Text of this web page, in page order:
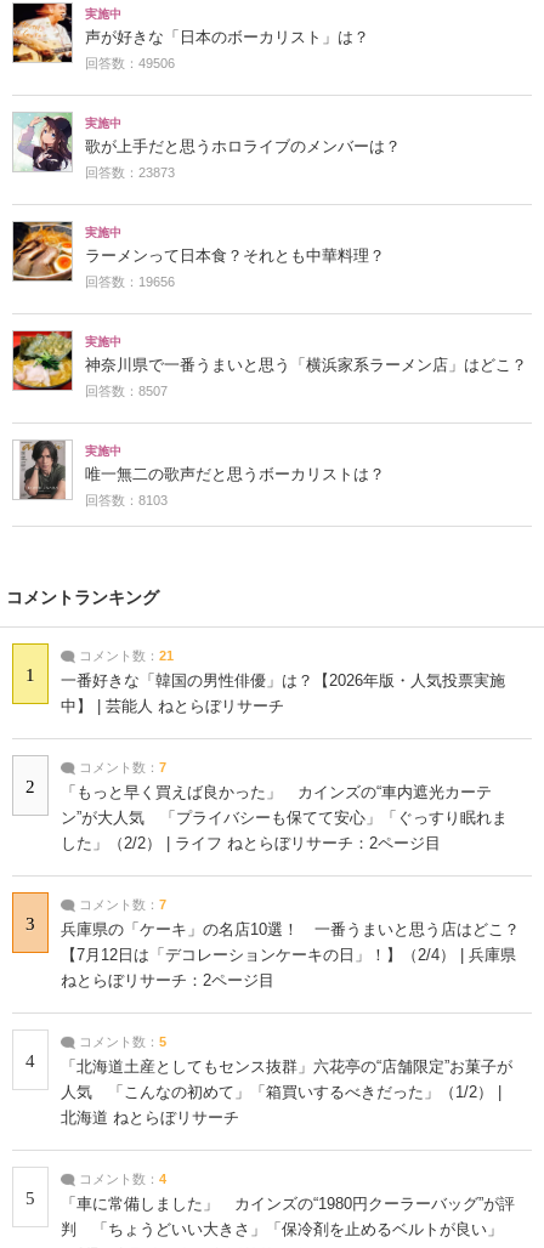
実施中
声が好きな「日本のボーカリスト」は？
回答数：49506
実施中
歌が上手だと思うホロライブのメンバーは？
回答数：23873
実施中
ラーメンって日本食？それとも中華料理？
回答数：19656
実施中
神奈川県で一番うまいと思う「横浜家系ラーメン店」はどこ？
回答数：8507
実施中
唯一無二の歌声だと思うボーカリストは？
回答数：8103
コメントランキング
1
コメント数： 21
一番好きな「韓国の男性俳優」は？【2026年版・人気投票実施
中】 | 芸能人 ねとらぼリサーチ
2
コメント数： 7
「もっと早く買えば良かった」 カインズの“車内遮光カーテ
ン”が大人気 「プライバシーも保てて安心」「ぐっすり眠れま
した」（2/2） | ライフ ねとらぼリサーチ：2ページ目
3
コメント数： 7
兵庫県の「ケーキ」の名店10選！ 一番うまいと思う店はどこ？
【7月12日は「デコレーションケーキの日」！】（2/4） | 兵庫県
ねとらぼリサーチ：2ページ目
4
コメント数： 5
「北海道土産としてもセンス抜群」六花亭の“店舗限定”お菓子が
人気 「こんなの初めて」「箱買いするべきだった」（1/2） |
北海道 ねとらぼリサーチ
5
コメント数： 4
「車に常備しました」 カインズの“1980円クーラーバッグ”が評
判 「ちょうどいい大きさ」「保冷剤を止めるベルトが良い」